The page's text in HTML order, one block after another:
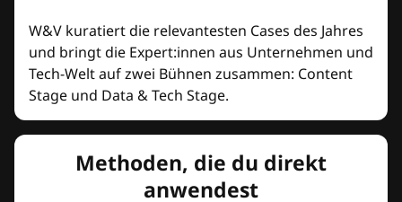
W&V kuratiert die relevantesten Cases des Jahres
und bringt die Expert:innen aus Unternehmen und
Tech-Welt auf zwei Bühnen zusammen: Content
Stage und Data & Tech Stage.
Methoden, die du direkt
anwendest